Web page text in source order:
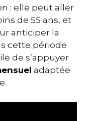
: elle peut aller
de 55 ans, et
anticiper la
cette période
de s’appuyer
adaptée